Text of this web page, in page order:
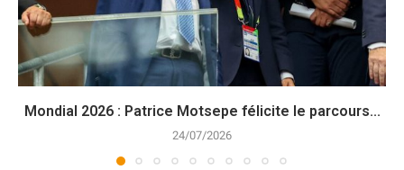
Mondial 2026 : Patrice Motsepe félicite le parcours...
24/07/2026